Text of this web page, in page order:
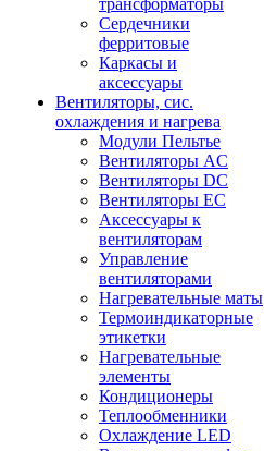
трансформаторы
Сердечники
ферритовые
Каркасы и
аксессуары
Вентиляторы, сис.
охлаждения и нагрева
Модули Пельтье
Вентиляторы AC
Вентиляторы DC
Вентиляторы EC
Аксессуары к
вентиляторам
Управление
вентиляторами
Нагревательные маты
Термоиндикаторные
этикетки
Нагревательные
элементы
Кондиционеры
Теплообменники
Охлаждение LED